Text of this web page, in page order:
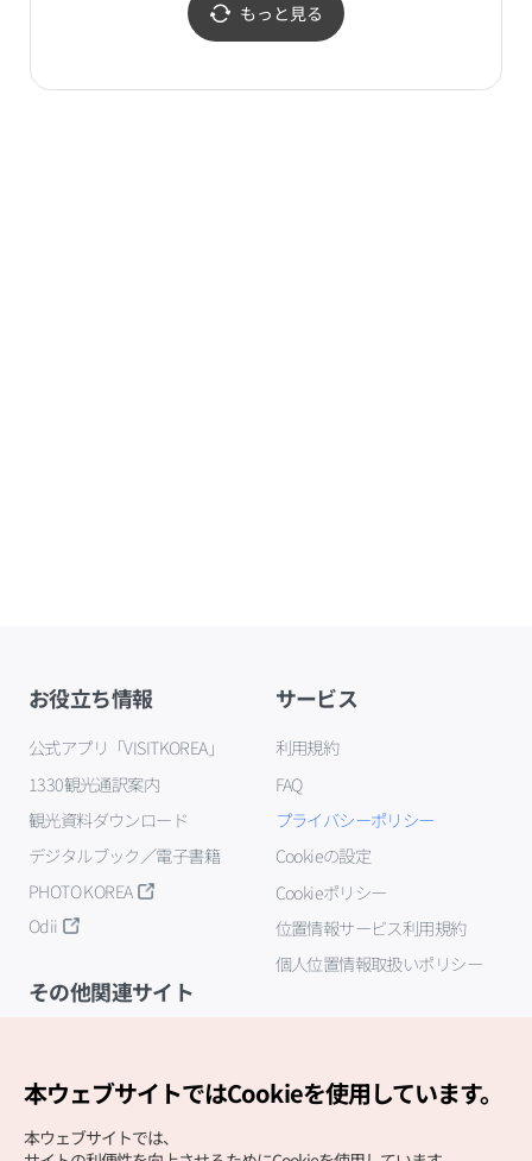
もっと見る
お役立ち情報
公式アプリ「VISITKOREA」
1330観光通訳案内
観光資料ダウンロード
デジタルブック／電子書籍
PHOTO KOREA
Odii
サービス
利用規約
FAQ
プライバシーポリシー
Cookieの設定
Cookieポリシー
位置情報サービス利用規約
個人位置情報取扱いポリシー
その他関連サイト
本ウェブサイトではCookieを使用しています。
本ウェブサイトでは、